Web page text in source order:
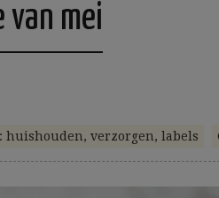
mei
huishouden, verzorgen, labels